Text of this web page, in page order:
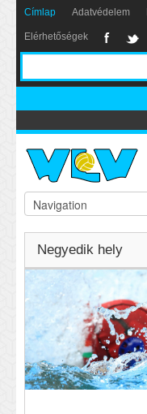
Címlap Adatvédelem
Elérhetőségek
Negyedik hely